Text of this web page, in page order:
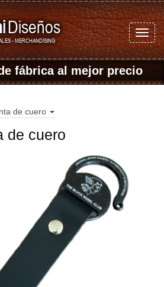
Diseños
- MERCHANDISING
fábrica al mejor precio
de cuero
de cuero